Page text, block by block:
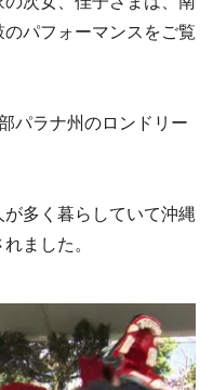
パフォーマンスをご覧
パラナ州のロンドリー
多く暮らしていて沖縄
ました。